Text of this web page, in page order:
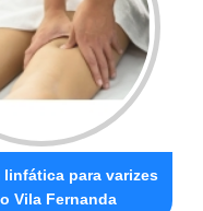
linfática para varizes
Vila Fernanda